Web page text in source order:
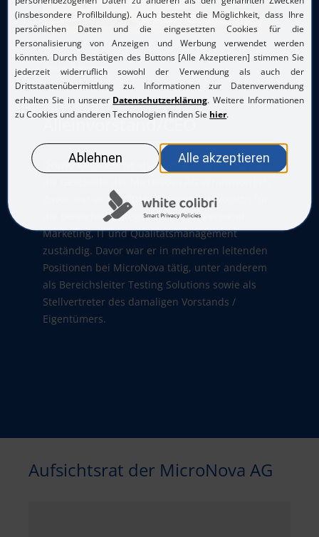
Orazio Ragonesi
Alleinvorstand/CEO
Orazio Ragonesi ist als Alleinvorstand/CEO für
Zuvor war er seit 2016 als Vorstand (Vorsitz) für
die Bereiche Strategie, Finanzen, Personal,
Marketing, IT und Qualitätsmanagement
zuständig. Davor war er in mehreren leitenden
Positionen bei MicroNova tätig, unter anderem
als Bereichsleiter Testing Solutions sowie als
Stellvertreter des damaligen Vorstands /
Eigentümers.
Aufsichtsrat der MicroNova AG